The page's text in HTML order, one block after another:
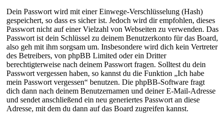
Dein Passwort wird mit einer Einwege-Verschlüsselung (Hash)
gespeichert, so dass es sicher ist. Jedoch wird dir empfohlen, dieses
Passwort nicht auf einer Vielzahl von Webseiten zu verwenden. Das
Passwort ist dein Schlüssel zu deinem Benutzerkonto für das Board,
also geh mit ihm sorgsam um. Insbesondere wird dich kein Vertreter
des Betreibers, von phpBB Limited oder ein Dritter
berechtigterweise nach deinem Passwort fragen. Solltest du dein
Passwort vergessen haben, so kannst du die Funktion „Ich habe
mein Passwort vergessen“ benutzen. Die phpBB-Software fragt
dich dann nach deinem Benutzernamen und deiner E-Mail-Adresse
und sendet anschließend ein neu generiertes Passwort an diese
Adresse, mit dem du dann auf das Board zugreifen kannst.